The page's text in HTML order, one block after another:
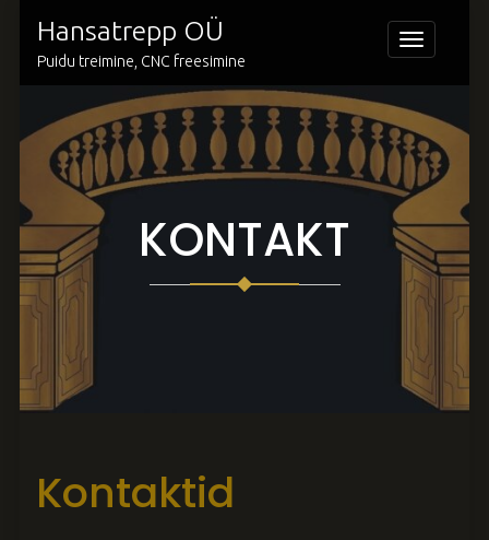
content
Toggle
navigation
Hansatrepp OÜ
Puidu treimine, CNC freesimine
KONTAKT
Kontaktid